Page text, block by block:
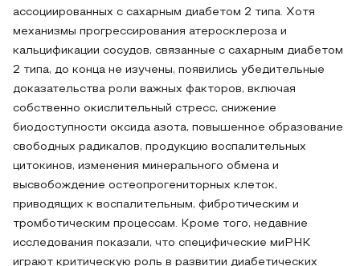
ассоциированных с сахарным диабетом 2 типа. Хотя
механизмы прогрессирования атеросклероза и
кальцификации сосудов, связанные с сахарным диабетом
2 типа, до конца не изучены, появились убедительные
доказательства роли важных факторов, включая
собственно окислительный стресс, снижение
биодоступности оксида азота, повышенное образование
свободных радикалов, продукцию воспалительных
цитокинов, изменения минерального обмена и
высвобождение остеопрогениторных клеток,
приводящих к воспалительным, фибротическим и
тромботическим процессам. Кроме того, недавние
исследования показали, что специфические миРНК
играют критическую роль в развитии диабетических